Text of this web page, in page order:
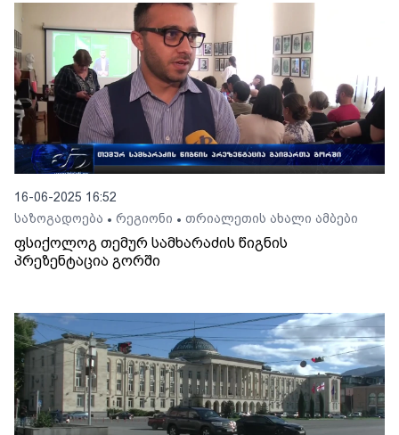
16-06-2025 16:52
საზოგადოება • რეგიონი • თრიალეთის ახალი ამბები
ფსიქოლოგ თემურ სამხარაძის წიგნის
პრეზენტაცია გორში